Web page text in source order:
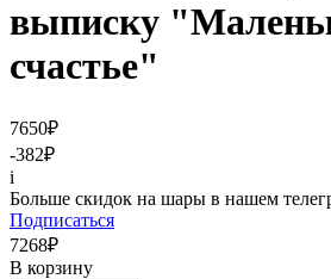
выписку
счастье"
7650₽
-382₽
i
Больше скидок на шары в нашем
Подписаться
7268₽
В корзину